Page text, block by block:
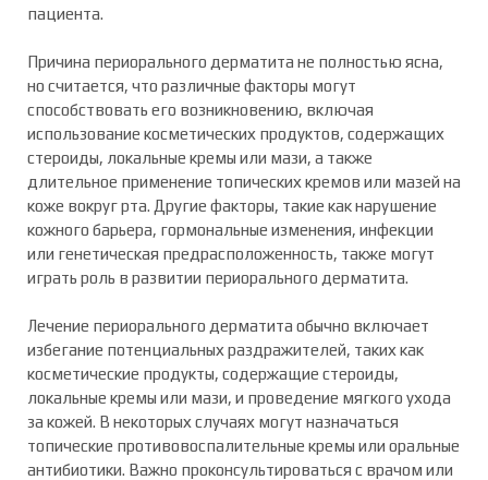
пациента.
Причина периорального дерматита не полностью ясна,
но считается, что различные факторы могут
способствовать его возникновению, включая
использование косметических продуктов, содержащих
стероиды, локальные кремы или мази, а также
длительное применение топических кремов или мазей на
коже вокруг рта. Другие факторы, такие как нарушение
кожного барьера, гормональные изменения, инфекции
или генетическая предрасположенность, также могут
играть роль в развитии периорального дерматита.
Лечение периорального дерматита обычно включает
избегание потенциальных раздражителей, таких как
косметические продукты, содержащие стероиды,
локальные кремы или мази, и проведение мягкого ухода
за кожей. В некоторых случаях могут назначаться
топические противовоспалительные кремы или оральные
антибиотики. Важно проконсультироваться с врачом или